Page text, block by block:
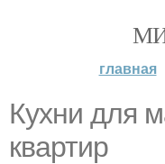
главная
Кухни для
квартир